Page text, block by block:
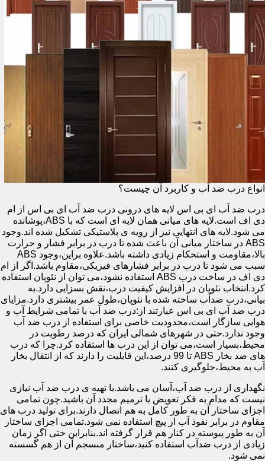
انواع درب ضد آب و کاربرد آن چیست؟
درب ضد آب ای بی اس لایه های درونی درب ضد آب ای بی اس از ام
دی اف است.لایه های میانی همان لایه ای است که با ABS،پوشانده
می شود.لایه های انتهایی نیز از رویه ی پلاستیکی تشکیل شده اند.وجود
ABS در ساختار میانی آن باعث شده تا درب در برابر فشار و حرارت
بالا،مقاومت و استحکام زیادی داشته باشد.علاوه براین،وجود ABS
سبب می شود تا درب در برابر فشارهای فیزیکی،مقاوم باشد.اگر از ام
دی اف در ساخت درب ABS استفاده نشود،می توان از نئوپان استفاده
کرد.انتخاب نئوپان در افزایش کیفیت درب،نقش بسزایی دارد.به
بیانی،درب ضدآب ساخته شده با نئوپان،طول عمر بیشتری دارد.مزایای
درب ضد آب ای بی اس عبارتند از:درب ضد آب با تمامی شرایط آب و
هوایی سازگار است،محدودیت خاصی برای استفاده از درب ضد آب
وجود ندارد.حتی در شهرهای شمالی ایران که درصد رطوبت در
محیط،بسیار است،می توان از این درب ها استفاده کرد.چرا که درب
های ضد بخار ABS تا 99 درصد،این قابلیت را دارند که از انتقال بخار
آب به محیط،جلوگیری کنند.
نگهداری از درب ضد آب،آسان می باشد.با تهیه ی درب ضد آب نیازی
نیست که مدام به فکر تعویض یا ترمیم مجدد آن باشید.چون تمامی
اجزای ساختار آن به طور کامل به هم اتصال دارند.برای تولید درب های
مقاوم در برابر نفوذ آب از پیچ استفاده نمی شود.تمامی اجزای ساختار
آن به طور پیوسته در کنار هم قرار گرفته اند.بنابراین حتی اگر زمان
زیادی از درب ضدآب استفاده کنید،ساختار منسجم آن از هم گسسته
نمی شود.